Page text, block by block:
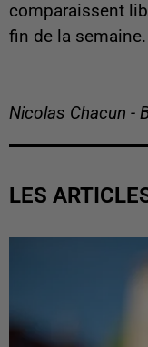
comparaissent
fin de la semaine.
Nicolas Chacun -
LES